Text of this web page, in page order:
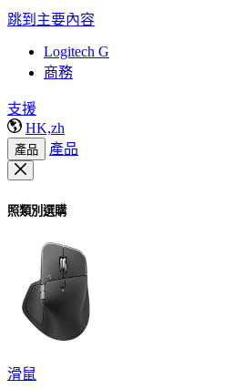
跳到主要內容
Logitech G
商務
支援
HK,zh
產品 產品
照類別選購
滑鼠